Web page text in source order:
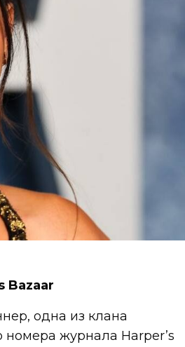
Bazaar
одна из клана
номера журнала Harper’s